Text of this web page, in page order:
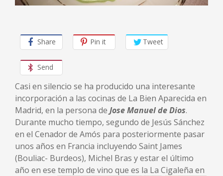
Share Pin it Tweet
Send
Casi en silencio se ha producido una interesante
incorporación a las cocinas de La Bien Aparecida en
Madrid, en la persona de Jose Manuel de Dios.
Durante mucho tiempo, segundo de Jesús Sánchez
en el Cenador de Amós para posteriormente pasar
unos años en Francia incluyendo Saint James
(Bouliac- Burdeos), Michel Bras y estar el último
año en ese templo de vino que es la La Cigaleña en